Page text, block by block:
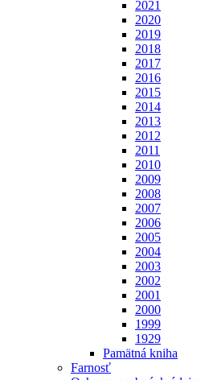
2021
2020
2019
2018
2017
2016
2015
2014
2013
2012
2011
2010
2009
2008
2007
2006
2005
2004
2003
2002
2001
2000
1999
1929
Pamätná kniha
Farnosť